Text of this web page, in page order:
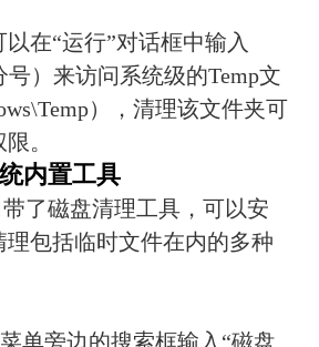
在“运行”对话框中输入
号）来访问系统级的Temp文
），清理该文件夹可
。
内置工具
了磁盘清理工具，可以安
包括临时文件在内的多种
单旁边的搜索框输入“磁盘